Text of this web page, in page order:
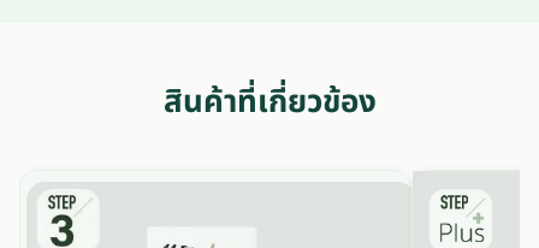
สินค้าที่เกี่ยวข้อง